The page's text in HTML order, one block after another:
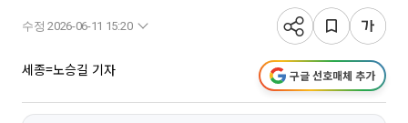
수정 2026-06-11 15:20
세종=노승길 기자 구글 선호매체 추가